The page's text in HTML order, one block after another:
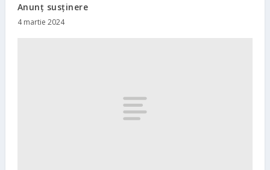
Anunț susținere
4 martie 2024